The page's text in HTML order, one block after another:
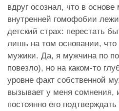
вдруг осознал, что в
внутренней гомофобии
детский страх: перестать
лишь на том основании, что
мужики. Да, я мужчина по
повезло), но на каком-то
уровне факт собственной
вызывает у меня сомнения,
постоянно его